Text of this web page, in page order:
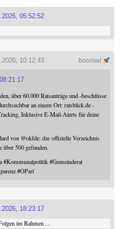
05:52:52
boosted
10:12:43
über 60.000 Ratsanträge und -beschlüsse
an einem Ort: ratsblick.de -
Inklusive E-Mail-Alerts für deine
von @okfde: das offizielle Verzeichnis
über 500 gefunden.
#Kommunalpolitik #Gemeinderat
#OParl
18:23:17
im Rahmen ...